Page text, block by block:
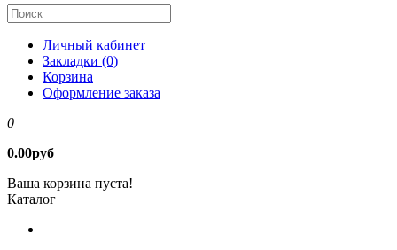
Личный кабинет
Закладки (0)
Корзина
Оформление заказа
0
0.00руб
Ваша корзина пуста!
Каталог